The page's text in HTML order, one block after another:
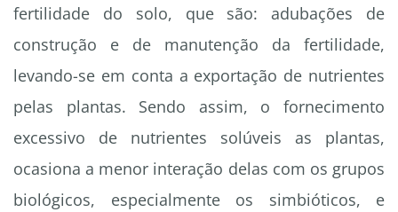
fertilidade do solo, que são: adubações de
construção e de manutenção da fertilidade,
levando-se em conta a exportação de nutrientes
pelas plantas. Sendo assim, o fornecimento
excessivo de nutrientes solúveis as plantas,
ocasiona a menor interação delas com os grupos
biológicos, especialmente os simbióticos, e